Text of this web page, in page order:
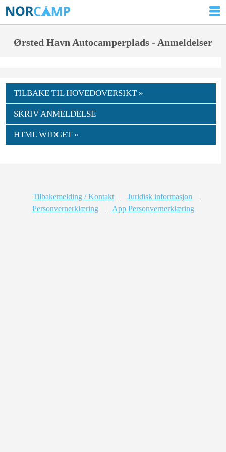
Ørsted Havn Autocamperplads - Anmeldelser
TILBAKE TIL HOVEDOVERSIKT »
SKRIV ANMELDELSE
HTML WIDGET »
Tilbakemelding / Kontakt | Juridisk informasjon
|
Personvernerklæring
| App Personvernerklæring